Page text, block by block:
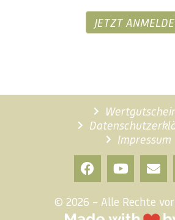
JETZT
Impressum
© 2026 – Alle Rechte